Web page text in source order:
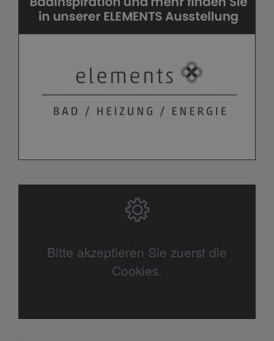
Bitte akzeptieren Sie zuerst die
Cookies.